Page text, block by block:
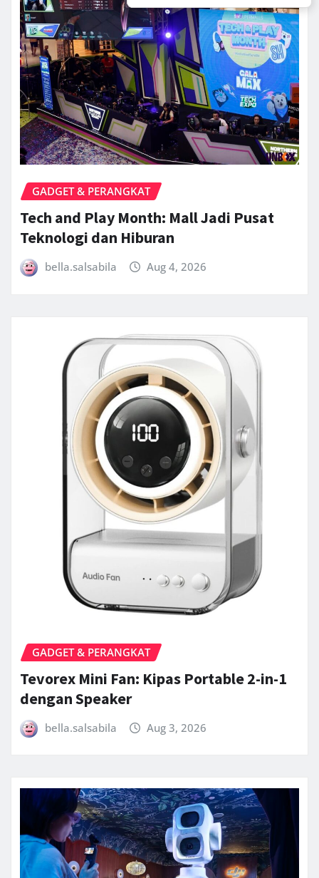
GADGET & PERANGKAT
Tech and Play Month: Mall Jadi Pusat
Teknologi dan Hiburan
bella.salsabila Aug 4, 2026
GADGET & PERANGKAT
Tevorex Mini Fan: Kipas Portable 2-in-1
dengan Speaker
bella.salsabila Aug 3, 2026